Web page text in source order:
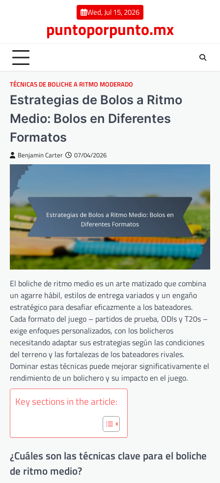
Wed, Jul 15, 2026
puntoporpunto.mx
TÉCNICAS DE BOLICHE A RITMO MODERADO
Estrategias de Bolos a Ritmo
Medio: Bolos en Diferentes
Formatos
Benjamin Carter 07/04/2026
El boliche de ritmo medio es un arte matizado que combina
un agarre hábil, estilos de entrega variados y un engaño
estratégico para desafiar eficazmente a los bateadores.
Cada formato del juego – partidos de prueba, ODIs y T20s –
exige enfoques personalizados, con los bolicheros
necesitando adaptar sus estrategias según las condiciones
del terreno y las fortalezas de los bateadores rivales.
Dominar estas técnicas puede mejorar significativamente el
rendimiento de un bolichero y su impacto en el juego.
Key sections in the article:
¿Cuáles son las técnicas clave para el boliche
de ritmo medio?